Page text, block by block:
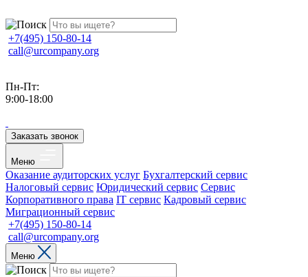
+7(495) 150-80-14
call@urcompany.org
Пн-Пт:
9:00-18:00
Заказать звонок
Меню
Оказание аудиторских услуг Бухгалтерский сервис
Налоговый сервис Юридический сервис Сервис
Корпоративного права IT сервис Кадровый сервис
Миграционный сервис
+7(495) 150-80-14
call@urcompany.org
Меню